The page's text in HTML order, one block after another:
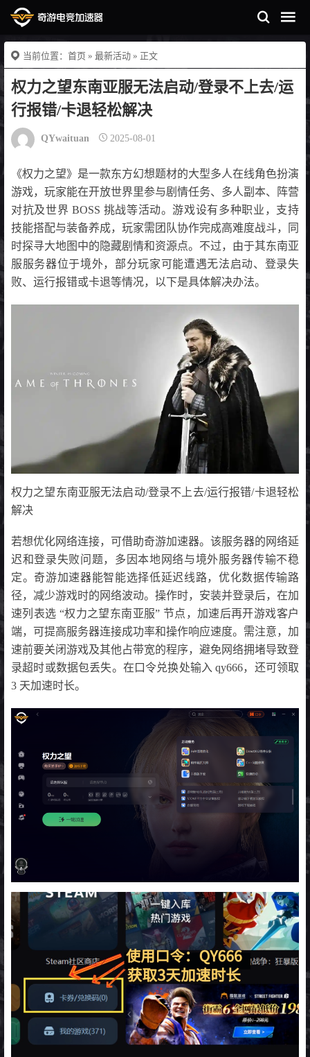
当前位置： 首页 » 最新活动 » 正文
权力之望东南亚服无法启动/登录不上去/运
行报错/卡退轻松解决
QYwaituan 2025-08-01
《权力之望》是一款东方幻想题材的大型多人在线角色扮演
游戏，玩家能在开放世界里参与剧情任务、多人副本、阵营
对抗及世界 BOSS 挑战等活动。游戏设有多种职业，支持
技能搭配与装备养成，玩家需团队协作完成高难度战斗，同
时探寻大地图中的隐藏剧情和资源点。不过，由于其东南亚
服服务器位于境外，部分玩家可能遭遇无法启动、登录失
败、运行报错或卡退等情况，以下是具体解决办法。
权力之望东南亚服无法启动/登录不上去/运行报错/卡退轻松
解决
若想优化网络连接，可借助奇游加速器。该服务器的网络延
迟和登录失败问题，多因本地网络与境外服务器传输不稳
定。奇游加速器能智能选择低延迟线路，优化数据传输路
径，减少游戏时的网络波动。操作时，安装并登录后，在加
速列表选 “权力之望东南亚服” 节点，加速后再开游戏客户
端，可提高服务器连接成功率和操作响应速度。需注意，加
速前要关闭游戏及其他占带宽的程序，避免网络拥堵导致登
录超时或数据包丢失。在口令兑换处输入 qy666，还可领取
3 天加速时长。